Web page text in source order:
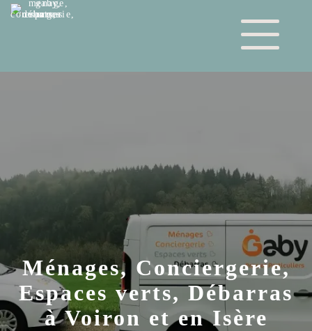
Ménages, Conciergerie,
Espaces verts, Débarras
à Voiron et en Isère